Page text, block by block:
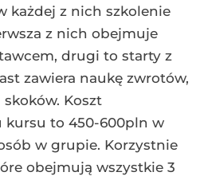
każdej z nich szkolenie
z nich obejmuje
drugi to starty z
zawiera naukę zwrotów,
Koszt
kursu to 450-600pln w
w grupie. Korzystnie
obejmują wszystkie 3